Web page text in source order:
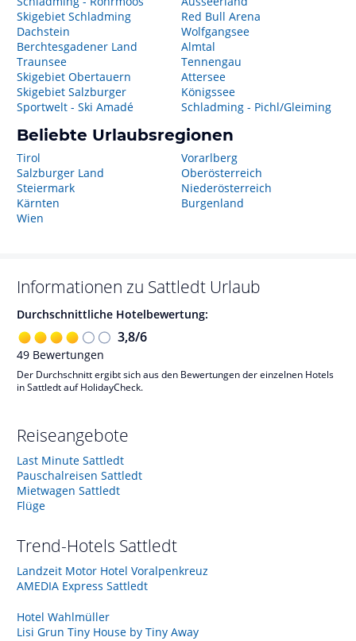
Skigebiet Schladming
Dachstein
Berchtesgadener Land
Traunsee
Skigebiet Obertauern
Skigebiet Salzburger
Sportwelt - Ski Amadé
Red Bull Arena
Wolfgangsee
Almtal
Tennengau
Attersee
Königssee
Schladming - Pichl/Gleiming
Beliebte Urlaubsregionen
Tirol
Salzburger Land
Steiermark
Kärnten
Wien
Vorarlberg
Oberösterreich
Niederösterreich
Burgenland
Informationen zu Sattledt Urlaub
Durchschnittliche Hotelbewertung:
3,8/6
49 Bewertungen
Der Durchschnitt ergibt sich aus den Bewertungen der einzelnen Hotels
in Sattledt auf HolidayCheck.
Reiseangebote
Last Minute Sattledt
Pauschalreisen Sattledt
Mietwagen Sattledt
Flüge
Trend-Hotels Sattledt
Landzeit Motor Hotel Voralpenkreuz
AMEDIA Express Sattledt
Hotel Wahlmüller
Lisi Grun Tiny House by Tiny Away